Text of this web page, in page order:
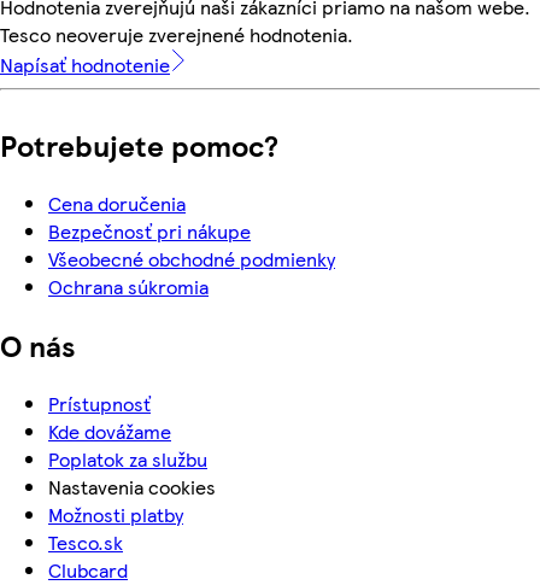
Hodnotenia zverejňujú naši zákazníci priamo na našom webe.
Tesco neoveruje zverejnené hodnotenia.
Napísať hodnotenie
Potrebujete pomoc?
Cena doručenia
Bezpečnosť pri nákupe
Všeobecné obchodné podmienky
Ochrana súkromia
O nás
Prístupnosť
Kde dovážame
Poplatok za službu
Nastavenia cookies
Možnosti platby
Tesco.sk
Clubcard